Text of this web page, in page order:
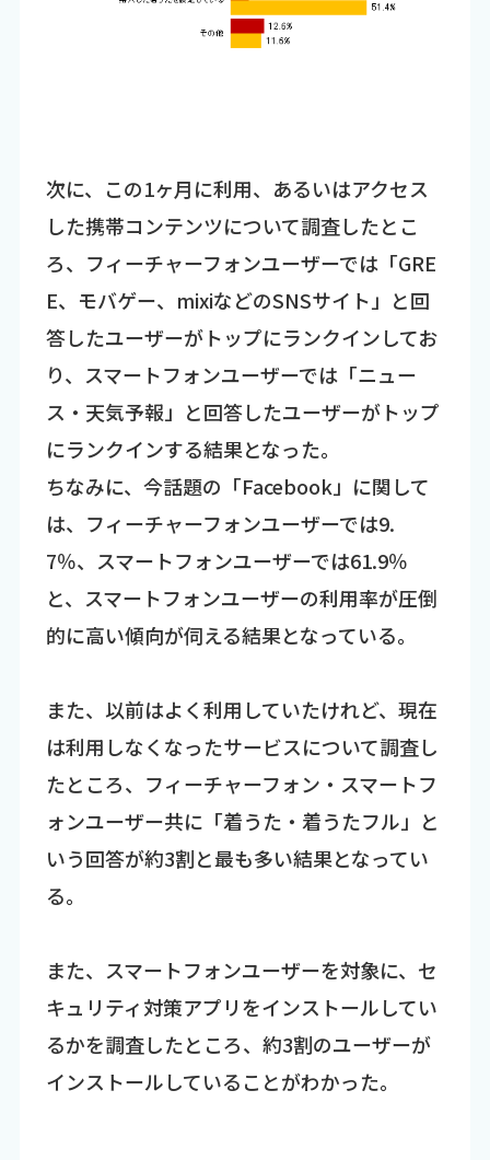
次に、この1ヶ月に利用、あるいはアクセス
した携帯コンテンツについて調査したとこ
ろ、フィーチャーフォンユーザーでは「GRE
E、モバゲー、mixiなどのSNSサイト」と回
答したユーザーがトップにランクインしてお
り、スマートフォンユーザーでは「ニュー
ス・天気予報」と回答したユーザーがトップ
にランクインする結果となった。
ちなみに、今話題の「Facebook」に関して
は、フィーチャーフォンユーザーでは9.
7％、スマートフォンユーザーでは61.9％
と、スマートフォンユーザーの利用率が圧倒
的に高い傾向が伺える結果となっている。
また、以前はよく利用していたけれど、現在
は利用しなくなったサービスについて調査し
たところ、フィーチャーフォン・スマートフ
ォンユーザー共に「着うた・着うたフル」と
いう回答が約3割と最も多い結果となってい
る。
また、スマートフォンユーザーを対象に、セ
キュリティ対策アプリをインストールしてい
るかを調査したところ、約3割のユーザーが
インストールしていることがわかった。